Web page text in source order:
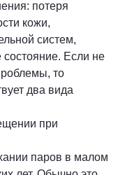
потеря
кожи,
систем,
состояние. Если не
то
два вида
при
паров в малом